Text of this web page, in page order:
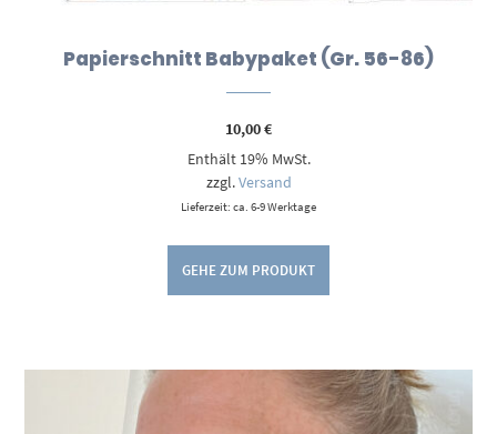
Papierschnitt Babypaket (Gr. 56-86)
10,00€
Enthält 19% MwSt.
zzgl.Versand
Lieferzeit: ca. 6-9 Werktage
GEHE ZUM PRODUKT